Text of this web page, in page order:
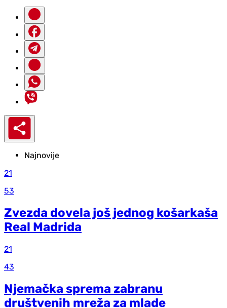
Najnovije
21
53
Zvezda dovela još jednog košarkaša
Real Madrida
21
43
Njemačka sprema zabranu
društvenih mreža za mlade